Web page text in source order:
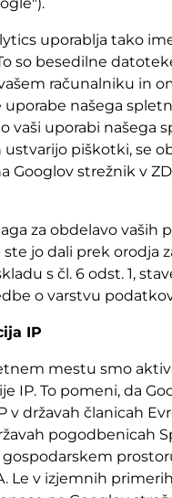
uporablja tako
so besedilne
računalniku in
uporabe našega
vaši uporabi našega
ustvarijo piškotki, se
Googlov strežnik v
za obdelavo vaših
jo dali prek orodja
s čl. 6 odst. 1,
o varstvu
IP
mestu smo
IP. To pomeni, da
v državah članicah
pogodbenicah
Le v izjemnih